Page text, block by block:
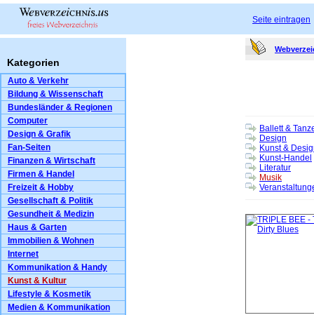
Seite eintragen
Kategorien
Auto & Verkehr
Bildung & Wissenschaft
Bundesländer & Regionen
Computer
Design & Grafik
Fan-Seiten
Finanzen & Wirtschaft
Firmen & Handel
Freizeit & Hobby
Gesellschaft & Politik
Gesundheit & Medizin
Haus & Garten
Immobilien & Wohnen
Internet
Kommunikation & Handy
Kunst & Kultur
Lifestyle & Kosmetik
Medien & Kommunikation
Ballett &
Design
Kunst &
Kunst-Handel
Literatur
Musik